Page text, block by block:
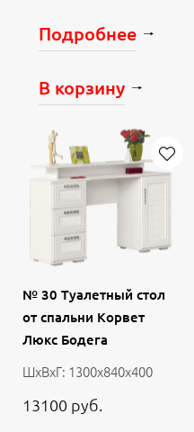
Подробнее
В корзину
№ 30 Туалетный стол
от спальни Корвет
Люкс Бодега
ШхВхГ: 1300х840х400
13100 руб.